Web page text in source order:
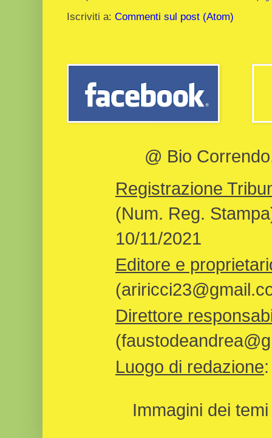
Iscriviti a: Commenti sul post (Atom)
@ Bio
Registrazione
(Num. Reg.
10/11/2021
Editore e
Direttore
Luogo di redazione
Immagini dei